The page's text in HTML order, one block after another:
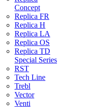
Concept
Replica FR
Replica H
Replica LA
Replica OS
Replica TD
Special Series
RST
Tech Line
Trebl
Vector
Venti